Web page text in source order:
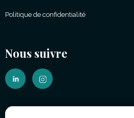
Politique de confidentialité
Nous suivre